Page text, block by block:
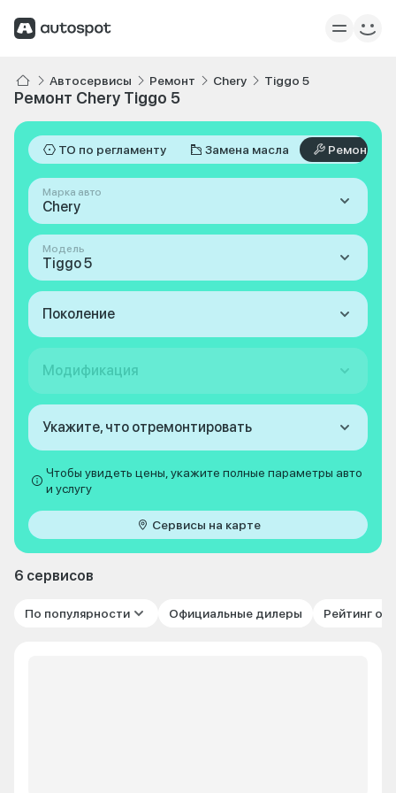
Автосервисы Ремонт Chery Tiggo 5
Ремонт Chery Tiggo 5
ТО по регламенту Замена масла Ремонт
Марка авто
Chery
Модель
Tiggo 5
Поколение
Модификация
Укажите, что отремонтировать
Чтобы увидеть цены, укажите полные параметры авто
и услугу
Сервисы на карте
6 сервисов
По популярности Официальные дилеры Рейтинг